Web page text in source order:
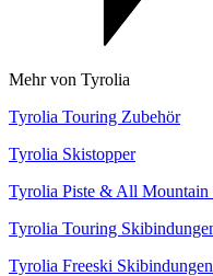
Mehr von Tyrolia
Tyrolia Touring Zubehör
Tyrolia Skistopper
Tyrolia Piste & All Mountain
Tyrolia Touring
Tyrolia Freeski Skibindungen